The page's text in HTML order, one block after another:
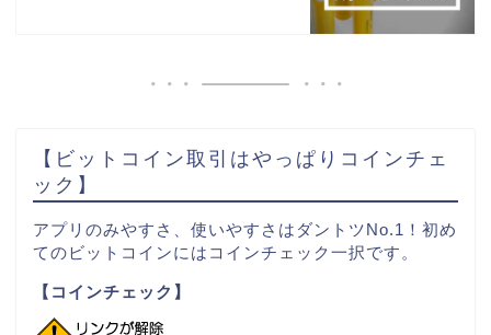
【ビットコイン取引はやっぱりコインチェ
ック】
アプリのみやすさ、使いやすさはダントツNo.1！初め
てのビットコインにはコインチェック一択です。
【コインチェック】